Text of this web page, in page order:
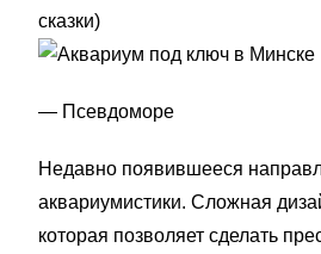
сказки)
— Псевдоморе
Недавно появившееся
аквариумистики. Сложная
которая позволяет сделать